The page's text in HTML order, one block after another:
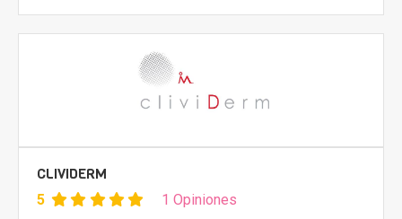
CLIVIDERM
5 1 Opiniones